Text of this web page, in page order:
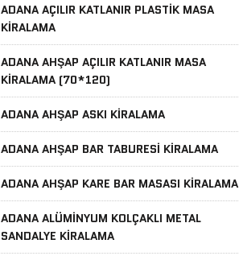
ADANA AÇILIR KATLANIR PLASTIK MASA
KIRALAMA
ADANA AHŞAP AÇILIR KATLANIR MASA
KIRALAMA (70*120)
ADANA AHŞAP ASKI KIRALAMA
ADANA AHŞAP BAR TABURESI KIRALAMA
ADANA AHŞAP KARE BAR MASASI KIRALAMA
ADANA ALÜMINYUM KOLÇAKLI METAL
SANDALYE KIRALAMA